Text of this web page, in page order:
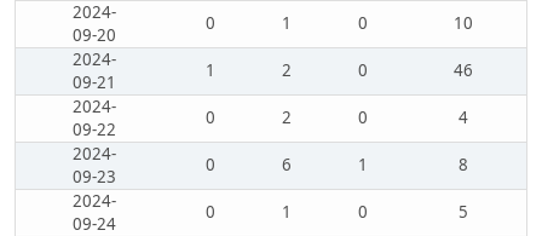
2024-
09-20
0 1 0
10
2024-
09-21
1 2 0
46
2024-
09-22
0 2 0
4
2024-
09-23
0 6 1
8
2024-
09-24
0 1 0
5